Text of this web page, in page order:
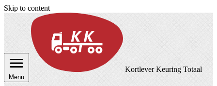
Skip to content
Menu
Kortlever Keuring Totaal